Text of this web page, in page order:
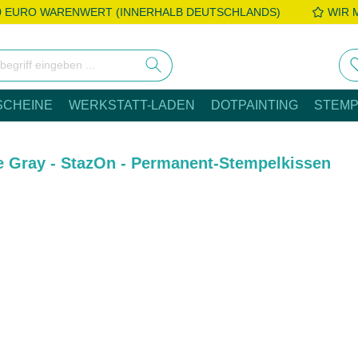
WARENWERT (INNERHALB DEUTSCHLANDS)
WIR
WERKSTATT-LADEN DOTPAINTING
Gray - StazOn - Permanent-Stempelkissen